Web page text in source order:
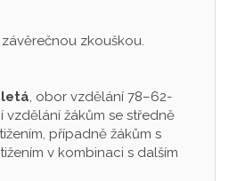
zkouškou.
, obor vzdělání 78–62-
vzdělání žákům se středně
případně žákům s
v kombinaci s dalším